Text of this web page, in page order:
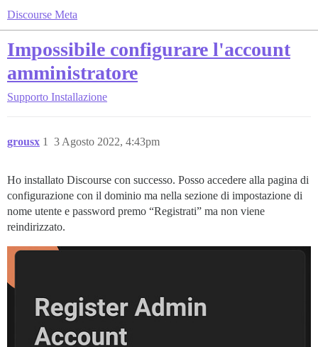
Discourse Meta
Impossibile configurare l'account
amministratore
Supporto Installazione
grousx 3 Agosto 2022, 4:43pm
1
Ho installato Discourse con successo. Posso accedere alla pagina di
configurazione con il dominio ma nella sezione di impostazione di
nome utente e password premo “Registrati” ma non viene
reindirizzato.